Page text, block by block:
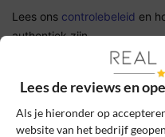
Lees ons controlebeleid en
authentiek zijn.
Het gebruik van deze
gebruikers geheel gratis.
affiliate links, waarvoor wij
Lees de reviews en
Als je hieronder op
website van het bedrijf